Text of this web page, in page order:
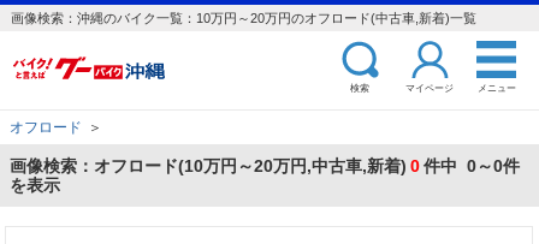
画像検索：沖縄のバイク一覧：10万円～20万円のオフロード(中古車,新着)一覧
検索 マイページ メニュー
オフロード ＞
画像検索：オフロード(10万円～20万円,中古車,新着) 0件中 0～0件
を表示